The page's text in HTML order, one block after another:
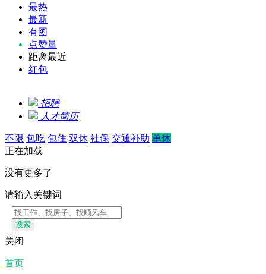
最热
最新
有图
点赞量
距离最近
红包
招聘
人才简历
不限 包吃 包住 双休 社保 交通补助 单休
正在加载
没有更多了
请输入关键词
搜索
关闭
首页